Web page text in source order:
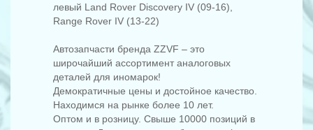
левый Land Rover Discovery IV (09-16),
Range Rover IV (13-22)
Автозапчасти бренда ZZVF – это
широчайший ассортимент аналоговых
деталей для иномарок!
Демократичные цены и достойное качество.
Находимся на рынке более 10 лет.
Оптом и в розницу. Свыше 10000 позиций в